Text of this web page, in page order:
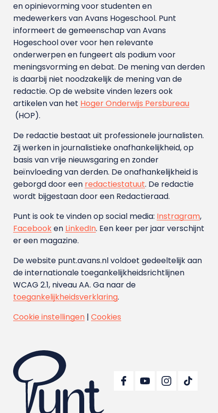
en opinievorming voor studenten en
medewerkers van Avans Hoge­school. Punt
informeert de gemeenschap van Avans
Hogeschool over voor hen relevante
onderwerpen en fungeert als podium voor
meningsvorming en debat. De mening van derden
is daarbij niet noodzakelijk de mening van de
redactie. Op de website vinden lezers ook
artikelen van het Hoger Onderwijs Persbureau
(HOP).
De redactie bestaat uit professionele journalisten.
Zij werken in journalistieke onafhankelijkheid, op
basis van vrije nieuwsgaring en zonder
beïnvloeding van derden. De onafhankelijkheid is
geborgd door een redactiestatuut. De redactie
wordt bijgestaan door een Redactieraad.
Punt is ook te vinden op social media: Instragram,
Facebooken LinkedIn. Een keer per jaar verschijnt
er een magazine.
De website punt.avans.nl voldoet gedeeltelijk aan
de internationale toegankelijkheidsrichtlijnen
WCAG 2.1, niveau AA. Ga naar de
toegankelijkheidsverklaring.
Cookie instellingen| Cookies